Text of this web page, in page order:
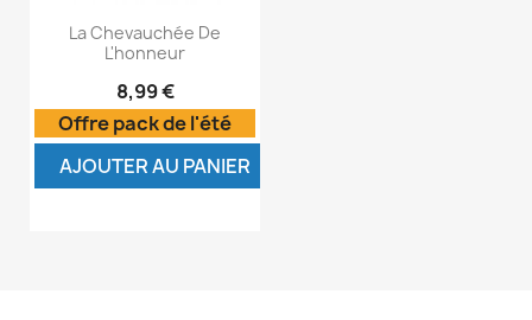
La Chevauchée De
L'honneur
8,99 €
Offre pack de l'été
AJOUTER AU PANIER